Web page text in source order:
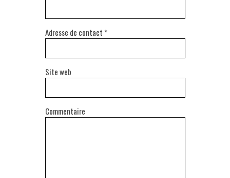
Adresse de contact *
Site web
Commentaire